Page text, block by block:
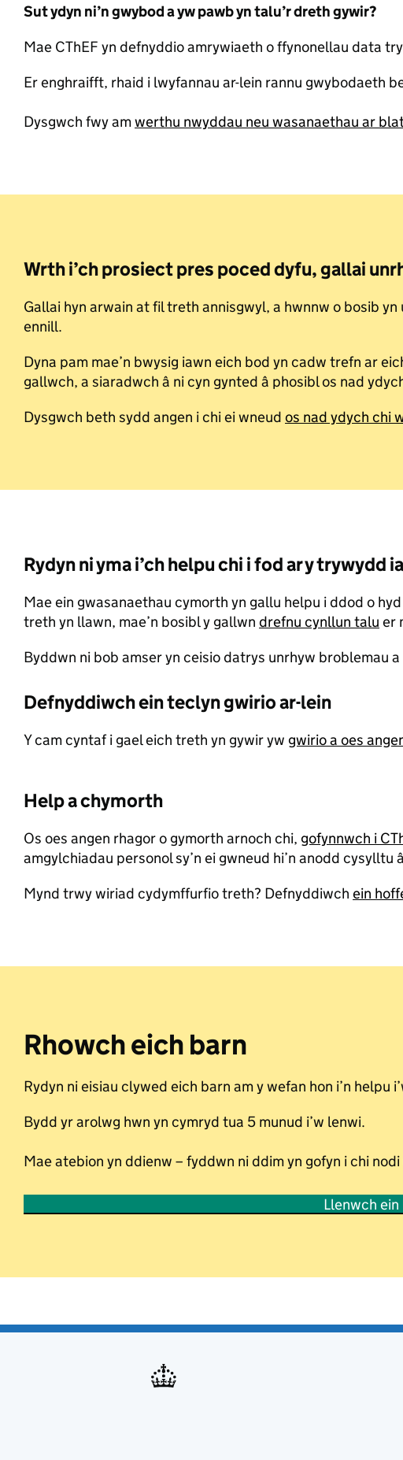
Sut ydyn ni’n gwybod a yw pawb yn talu’r dreth gywir?
Mae CThEF yn defnyddio amrywiaeth o ffynonellau data
Er enghraifft, rhaid i lwyfannau ar-lein rannu gwybodaeth
Dysgwch fwy amwerthu nwyddau neu wasanaethau ar
Wrth i’ch prosiect pres poced dyfu, gallai
Gallai hyn arwain at fil treth annisgwyl, a hwnnw o bosib
ennill.
Dyna pam mae’n bwysig iawn eich bod yn cadw trefn ar
gallwch, a siaradwch â ni cyn gynted â phosibl os nad
Dysgwch beth sydd angen i chi ei wneud os nad ydych chi
Rydyn ni yma i’ch helpu chi i fod ar y trywydd
Mae ein gwasanaethau cymorth yn gallu helpu i ddod o
treth yn llawn, mae’n bosibl y gallwn drefnu cynllun talu er
Byddwn ni bob amser yn ceisio datrys unrhyw broblemau
Defnyddiwch ein teclyn gwirio ar-lein
Y cam cyntaf i gael eich treth yn gywir yw gwirio a oes
Help a chymorth
Os oes angen rhagor o gymorth arnoch chi, gofynnwch i
amgylchiadau personol sy’n ei gwneud hi’n anodd cysylltu
Mynd trwy wiriad cydymffurfio treth? Defnyddiwch ein
Rhowch eich barn
Rydyn ni eisiau clywed eich barn am y wefan hon i’n helpu
Bydd yr arolwg hwn yn cymryd tua 5 munud i’w lenwi.
Mae atebion yn ddienw – fyddwn ni ddim yn gofyn i chi
Llenwch